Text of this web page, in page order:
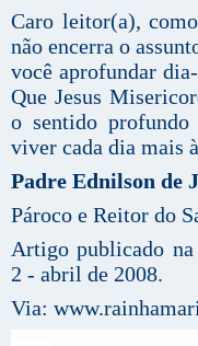
Caro leitor(a),
não encerra o
você aprofundar
Que Jesus
o sentido
viver cada dia mais
Padre Ednilson de
Pároco e Reitor do
Artigo publicado
2 - abril de 2008.
Via: